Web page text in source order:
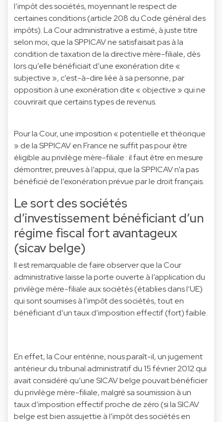
l’impôt des sociétés, moyennant le respect de
certaines conditions (article 208 du Code général des
impôts). La Cour administrative a estimé, à juste titre
selon moi, que la SPPICAV ne satisfaisait pas à la
condition de taxation de la directive mère-filiale, dès
lors qu’elle bénéficiait d’une exonération dite «
subjective », c’est-à-dire liée à sa personne, par
opposition à une exonération dite « objective » qui ne
couvrirait que certains types de revenus.
Pour la Cour, une imposition « potentielle et théorique
» de la SPPICAV en France ne suffit pas pour être
éligible au privilège mère-filiale : il faut être en mesure
démontrer, preuves à l’appui, que la SPPICAV n’a pas
bénéficié de l’exonération prévue par le droit français.
Le sort des sociétés
d’investissement bénéficiant d’un
régime fiscal fort avantageux
(sicav belge)
Il est remarquable de faire observer que la Cour
administrative laisse la porte ouverte à l’application du
privilège mère-filiale aux sociétés (établies dans l’UE)
qui sont soumises à l’impôt des sociétés, tout en
bénéficiant d’un taux d’imposition effectif (fort) faible.
En effet, la Cour entérine, nous paraît-il, un jugement
antérieur du tribunal administratif du 15 février 2012 qui
avait considéré qu’une SICAV belge pouvait bénéficier
du privilège mère-filiale, malgré sa soumission à un
taux d’imposition effectif proche de zéro (si la SICAV
belge est bien assujettie à l’impôt des sociétés en